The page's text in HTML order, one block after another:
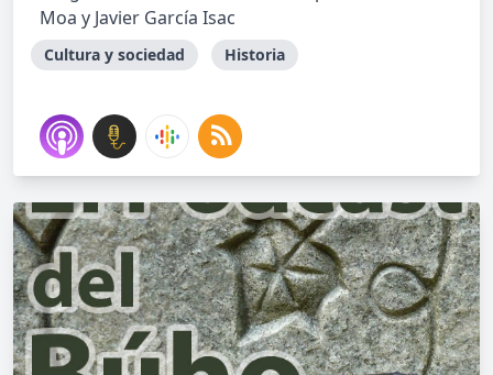
Moa y Javier García Isac
Cultura y sociedad Historia